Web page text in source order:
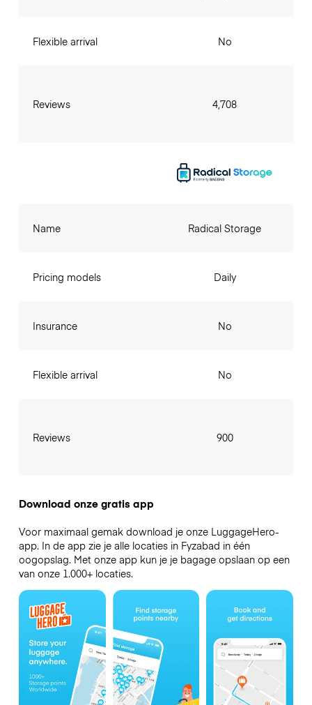
Flexible arrival
Reviews
No
4,708
Name
Pricing models
Insurance
Flexible arrival
Reviews
Radical Storage
Daily
No
No
900
Download onze gratis app
Voor maximaal gemak download je onze LuggageHero-
app. In de app zie je alle locaties in Fyzabad in één
oogopslag. Met onze app kun je je bagage opslaan op een
van onze 1.000+ locaties.